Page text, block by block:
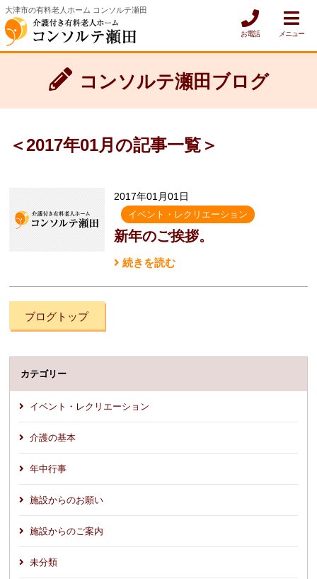
大津市の有料老人ホーム コンソルテ瀬田
お電話 メニュー
コンソルテ瀬田ブログ
＜2017年01月の記事一覧＞
2017年01月01日
イベント・レクリエーション
新年のご挨拶。
続きを読む
ブログトップ
カテゴリー
イベント・レクリエーション
介護の基本
年中行事
施設からのお願い
施設からのご案内
未分類